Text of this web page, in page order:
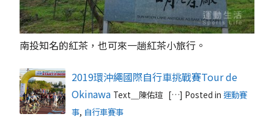
南投知名的紅茶，也可來一趟紅茶小旅行。
2019環沖繩國際自行車挑戰賽Tour de
Okinawa Text＿陳佑瑄 […] Posted in 運動賽
事, 自行車賽事